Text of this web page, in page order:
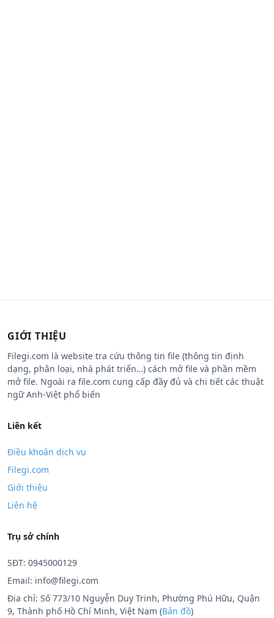
GIỚI THIỆU
Filegi.com là website tra cứu thông tin file (thông tin định
dạng, phân loại, nhà phát triển…) cách mở file và phần mềm
mở file. Ngoài ra file.com cung cấp đầy đủ và chi tiết các thuật
ngữ Anh-Việt phổ biến
Liên kết
Điều khoản dịch vụ
Filegi.com
Giới thiệu
Liên hệ
Trụ sở chính
SĐT: 0945000129
Email: info@filegi.com
Địa chỉ: Số 773/10 Nguyễn Duy Trinh, Phường Phú Hữu, Quận
9, Thành phố Hồ Chí Minh, Việt Nam (Bản đồ)